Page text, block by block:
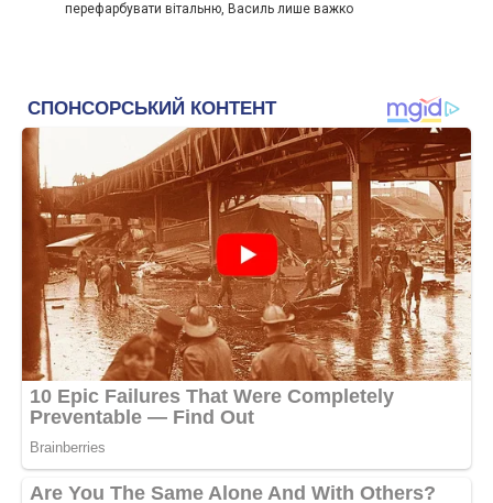
перефарбувати вітальню, Василь лише важко